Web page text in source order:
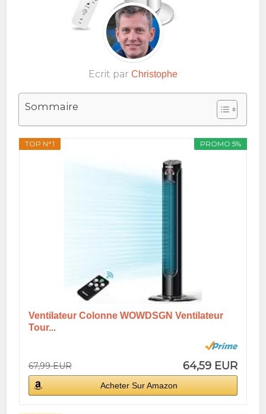
Ecrit par Christophe
Sommaire
PROMO 5%
TOP N°1
Ventilateur Colonne WOWDSGN Ventilateur
Tour...
67,99 EUR 64,59 EUR
Acheter Sur Amazon